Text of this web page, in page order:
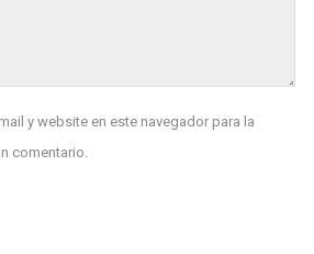
y website en este navegador para la
comentario.